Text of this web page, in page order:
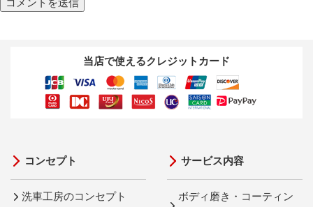
当店で使えるクレジットカード
コンセプト
洗車工房のコンセプト
サービス内容
ボディ磨き・コーティン